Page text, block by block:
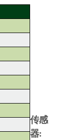
传感
器: